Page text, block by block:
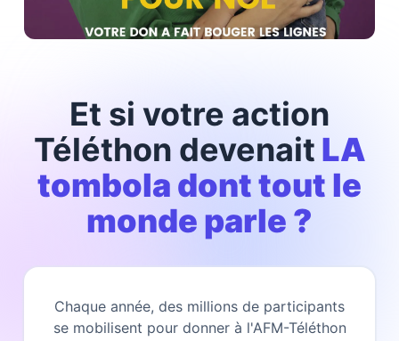
Et si votre action
Téléthon devenait LA
tombola dont tout le
monde parle ?
Chaque année, des millions de participants
se mobilisent pour donner à l'AFM-Téléthon